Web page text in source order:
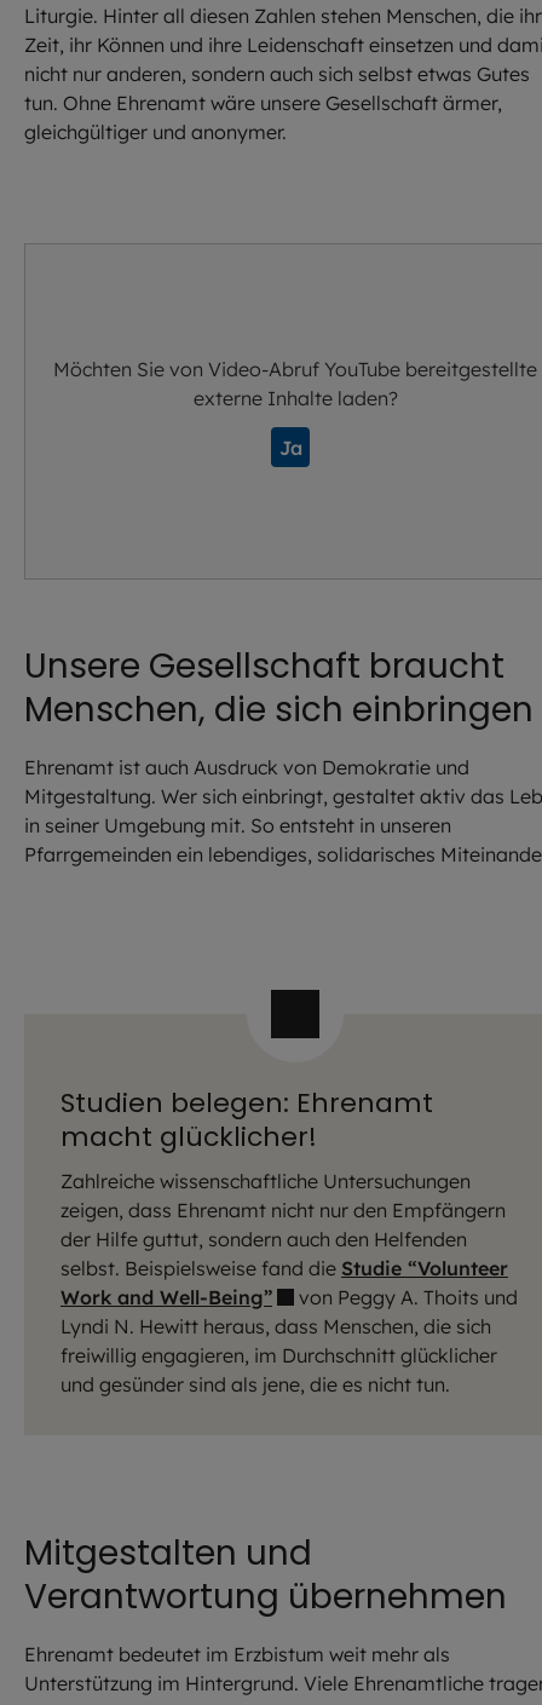
Liturgie. Hinter all diesen Zahlen stehen Menschen, die
Zeit, ihr Können und ihre Leidenschaft einsetzen und
nicht nur anderen, sondern auch sich selbst etwas Gutes
tun. Ohne Ehrenamt wäre unsere Gesellschaft ärmer,
gleichgültiger und anonymer.
Möchten Sie von Video-Abruf YouTube bereitgestellte
externe Inhalte laden?
Ja
Unsere Gesellschaft braucht
Menschen, die sich einbringen
Ehrenamt ist auch Ausdruck von Demokratie und
Mitgestaltung. Wer sich einbringt, gestaltet aktiv das
in seiner Umgebung mit. So entsteht in unseren
Pfarrgemeinden ein lebendiges, solidarisches
Studien belegen: Ehrenamt
macht glücklicher!
Zahlreiche wissenschaftliche Untersuchungen
zeigen, dass Ehrenamt nicht nur den Empfängern
der Hilfe guttut, sondern auch den Helfenden
selbst. Beispielsweise fand die Studie “Volunteer
Work and Well-Being”
von Peggy A. Thoits und
Lyndi N. Hewitt heraus, dass Menschen, die sich
freiwillig engagieren, im Durchschnitt glücklicher
und gesünder sind als jene, die es nicht tun.
Mitgestalten und
Verantwortung übernehmen
Ehrenamt bedeutet im Erzbistum weit mehr als
Unterstützung im Hintergrund. Viele Ehrenamtliche